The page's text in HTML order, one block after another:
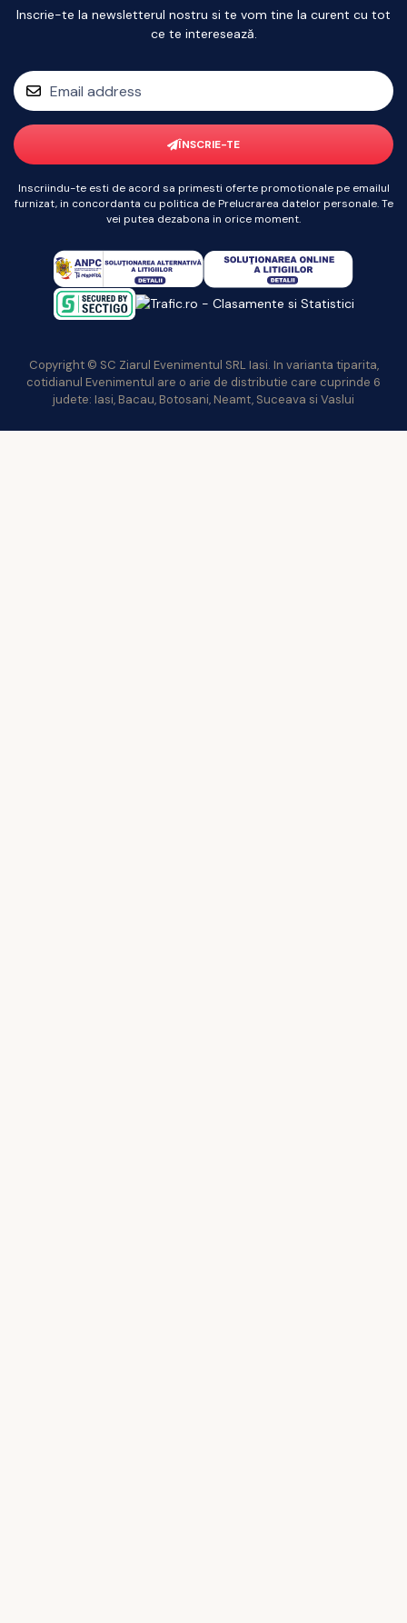
Inscrie-te la newsletterul nostru si te vom tine la curent cu tot
ce te interesează.
ÎNSCRIE-TE
Inscriindu-te esti de acord sa primesti oferte promotionale pe emailul
furnizat, in concordanta cu politica de Prelucrarea datelor personale. Te
vei putea dezabona in orice moment.
Copyright © SC Ziarul Evenimentul SRL Iasi. In varianta tiparita,
cotidianul Evenimentul are o arie de distributie care cuprinde 6
judete: Iasi, Bacau, Botosani, Neamt, Suceava si Vaslui